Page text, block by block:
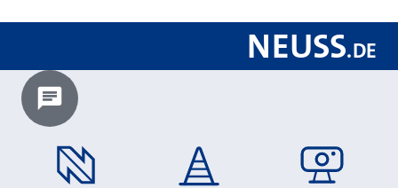
NEUSS.DE
Chatbot laden?